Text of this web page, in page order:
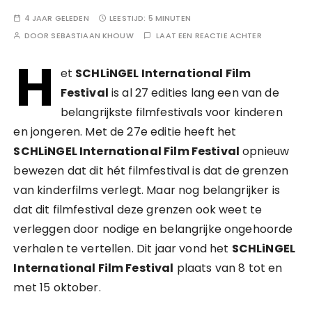
4 JAAR GELEDEN LEESTIJD: 5 MINUTEN
DOOR SEBASTIAAN KHOUW LAAT EEN REACTIE ACHTER
H et SCHLiNGEL International Film
Festival is al 27 edities lang een van de
belangrijkste filmfestivals voor kinderen
en jongeren. Met de 27e editie heeft het
SCHLiNGEL International Film Festival opnieuw
bewezen dat dit hét filmfestival is dat de grenzen
van kinderfilms verlegt. Maar nog belangrijker is
dat dit filmfestival deze grenzen ook weet te
verleggen door nodige en belangrijke ongehoorde
verhalen te vertellen. Dit jaar vond het SCHLiNGEL
International Film Festival plaats van 8 tot en
met 15 oktober.